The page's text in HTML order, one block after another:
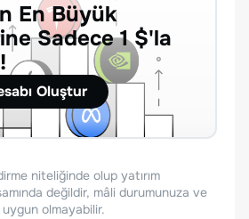
En Büyük
Sadece 1 $'la
Oluştur
niteliğinde olup yatırım
değildir, mâli durumunuza ve
olmayabilir.